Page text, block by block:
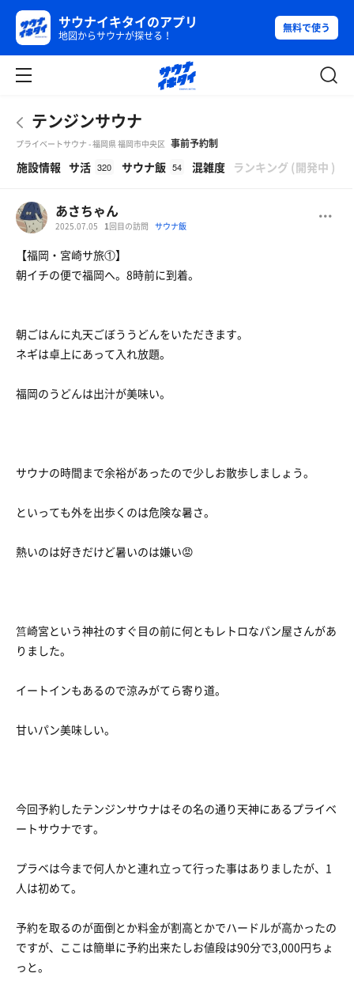
サウナイキタイのアプリ
地図からサウナが探せる！
無料で使う
テンジンサウナ
プライベートサウナ - 福岡県 福岡市中央区 事前予約制
施設情報 サ活 320 サウナ飯 54 混雑度 ランキング (開発中 )
あさちゃん
2025.07.05 1回目の訪問 サウナ飯
【福岡・宮崎サ旅①】
朝イチの便で福岡へ。8時前に到着。
朝ごはんに丸天ごぼううどんをいただきます。
ネギは卓上にあって入れ放題。
福岡のうどんは出汁が美味い。
サウナの時間まで余裕があったので少しお散歩しましょう。
といっても外を出歩くのは危険な暑さ。
熱いのは好きだけど暑いのは嫌い😡
筥崎宮という神社のすぐ目の前に何ともレトロなパン屋さんがあ
りました。
イートインもあるので涼みがてら寄り道。
甘いパン美味しい。
今回予約したテンジンサウナはその名の通り天神にあるプライベ
ートサウナです。
プラベは今まで何人かと連れ立って行った事はありましたが、1
人は初めて。
予約を取るのが面倒とか料金が割高とかでハードルが高かったの
ですが、ここは簡単に予約出来たしお値段は90分で3,000円ちょ
っと。